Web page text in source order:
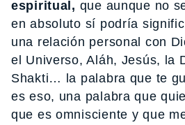
espiritual, que aunque no
en absoluto sí podría
una relación personal con
el Universo, Aláh, Jesús, la
Shakti… la palabra que te
es eso, una palabra que
que es omnisciente y que